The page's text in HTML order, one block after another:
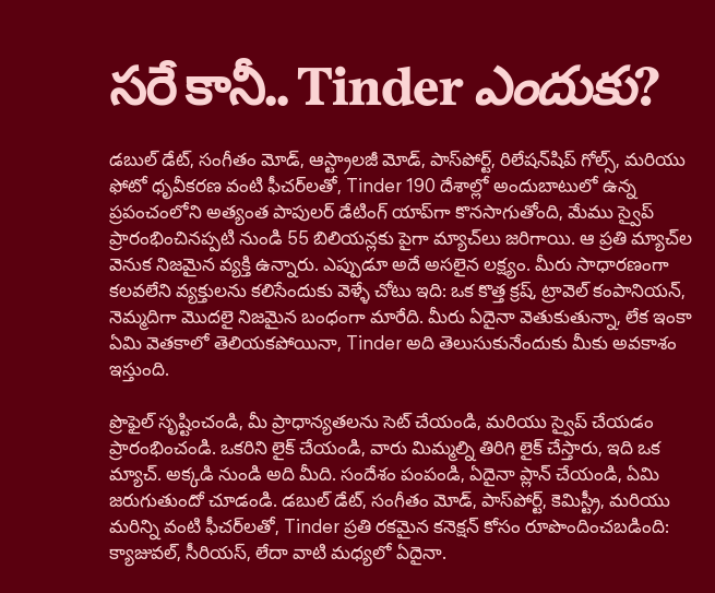
సరే కానీ.. Tinderఎందుకు?
డబుల్ డేట్, సంగీతం మోడ్, ఆస్ట్రాలజీ మోడ్, పాస్‌పోర్ట్, రిలేషన్‌షిప్ గోల్స్, మరియు
ఫోటో ధృవీకరణ వంటి ఫీచర్‌లతో, Tinder 190 దేశాల్లో అందుబాటులో ఉన్న
ప్రపంచంలోని అత్యంత పాపులర్ డేటింగ్ యాప్‌గా కొనసాగుతోంది, మేము స్వైప్
ప్రారంభించినప్పటి నుండి 55 బిలియన్లకు పైగా మ్యాచ్‌లు జరిగాయి. ఆ ప్రతి మ్యాచ్‌ల
వెనుక నిజమైన వ్యక్తి ఉన్నారు. ఎప్పుడూ అదే అసలైన లక్ష్యం. మీరు సాధారణంగా
కలవలేని వ్యక్తులను కలిసేందుకు వెళ్ళే చోటు ఇది: ఒక కొత్త క్రష్, ట్రావెల్ కంపానియన్,
నెమ్మదిగా మొదలై నిజమైన బంధంగా మారేది. మీరు ఏదైనా వెతుకుతున్నా, లేక ఇంకా
ఏమి వెతకాలో తెలియకపోయినా, Tinder అది తెలుసుకునేందుకు మీకు అవకాశం
ఇస్తుంది.
ప్రొఫైల్ సృష్టించండి, మీ ప్రాధాన్యతలను సెట్ చేయండి, మరియు స్వైప్ చేయడం
ప్రారంభించండి. ఒకరిని లైక్ చేయండి, వారు మిమ్మల్ని తిరిగి లైక్ చేస్తారు, ఇది ఒక
మ్యాచ్. అక్కడి నుండి అది మీది. సందేశం పంపండి, ఏదైనా ప్లాన్ చేయండి, ఏమి
జరుగుతుందో చూడండి. డబుల్ డేట్, సంగీతం మోడ్, పాస్‌పోర్ట్, కెమిస్ట్రీ, మరియు
మరిన్ని వంటి ఫీచర్‌లతో, Tinder ప్రతి రకమైన కనెక్షన్ కోసం రూపొందించబడింది:
క్యాజువల్, సీరియస్, లేదా వాటి మధ్యలో ఏదైనా.